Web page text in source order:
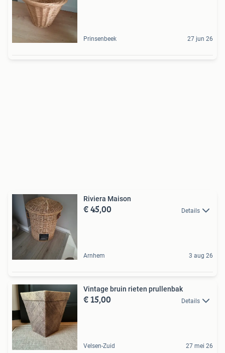
Prinsenbeek 27 jun 26
Riviera Maison
€ 45,00 Details
Arnhem 3 aug 26
Vintage bruin rieten prullenbak
€ 15,00 Details
Velsen-Zuid 27 mei 26